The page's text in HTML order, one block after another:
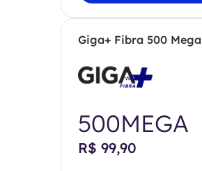
Giga+ Fibra 500 Mega
500MEGA
R$ 99,90